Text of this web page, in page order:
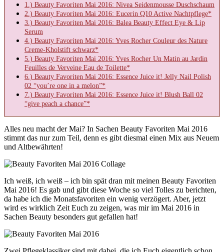
1.) Beauty Favoriten Mai 2016: Nivea Seidenmousse Duschschaum
2.) Beauty Favoriten Mai 2016: Eucerin Q10 Active Nachtpflege*
3.) Beauty Favoriten Mai 2016: Balea Beauty Effect Eye & Lip
Serum
4.) Beauty Favoriten Mai 2016: Yves Rocher Couleur des Nature
Creme-Kholstift schwarz*
5.) Beauty Favoriten Mai 2016: Yves Rocher Un Matin au Jardin
Feuilles de Verveine Eau de Toilette*
6.) Beauty Favoriten Mai 2016: Essence Juice it! Jelly Nail Polish
02 “you’re one in a melon”*
7.) Beauty Favoriten Mai 2016: Essence Juice it! Blush Ball 02
“give peach a chance”*
Alles neu macht der Mai? In Sachen Beauty Favoriten Mai 2016
stimmt das nur zum Teil, denn es gibt diesmal einen Mix aus Neuem
und Altbewährten!
Ich weiß, ich weiß – ich bin spät dran mit meinen Beauty Favoriten
Mai 2016! Es gab und gibt diese Woche so viel Tolles zu berichten,
da habe ich die Monatsfavoriten ein wenig verzögert. Aber, jetzt
wird es wirklich Zeit Euch zu zeigen, was mir im Mai 2016 in
Sachen Beauty besonders gut gefallen hat!